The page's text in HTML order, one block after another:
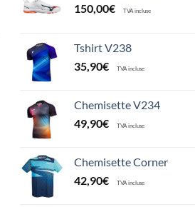
150,00€ TVA incluse
Tshirt V238
35,90€ TVA incluse
Chemisette V234
49,90€ TVA incluse
Chemisette Corner
42,90€ TVA incluse